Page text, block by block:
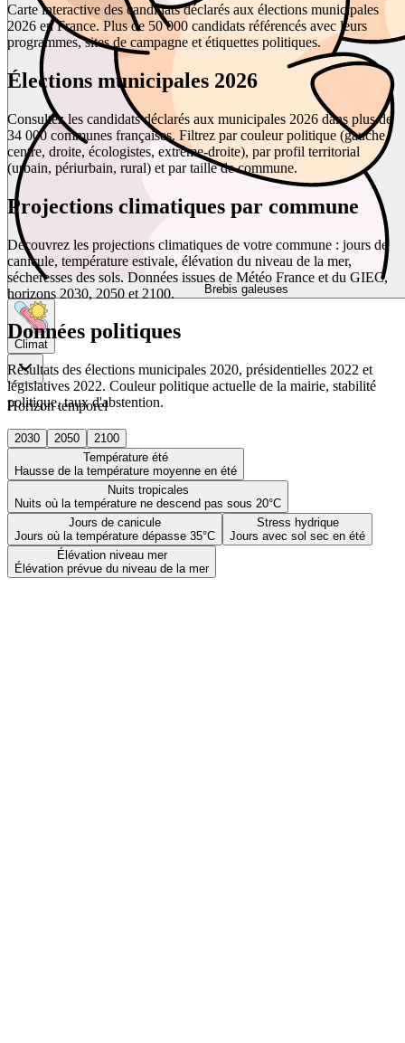
Brebis galeuses
Climat
Horizon temporel
2030 2050
2100
Température été
Hausse de la température moyenne en été
Nuits tropicales
Nuits où la température ne descend pas sous 20°C
Jours de canicule
Jours où la température dépasse 35°C
Stress hydrique
Jours avec sol sec en été
Élévation niveau mer
Élévation prévue du niveau de la mer
Carte interactive des candidats déclarés aux élections municipales
2026 en France. Plus de 50 000 candidats référencés avec leurs
programmes, sites de campagne et étiquettes politiques.
Élections municipales 2026
Consultez les candidats déclarés aux municipales 2026 dans plus de
34 000 communes françaises. Filtrez par couleur politique (gauche,
centre, droite, écologistes, extrême-droite), par profil territorial
(urbain, périurbain, rural) et par taille de commune.
Projections climatiques par commune
Découvrez les projections climatiques de votre commune : jours de
canicule, température estivale, élévation du niveau de la mer,
sécheresses des sols. Données issues de Météo France et du GIEC,
horizons 2030, 2050 et 2100.
Données politiques
Résultats des élections municipales 2020, présidentielles 2022 et
législatives 2022. Couleur politique actuelle de la mairie, stabilité
politique, taux d'abstention.